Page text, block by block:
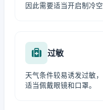
因此需要适当开启制冷
过敏
天气条件较易诱发过敏
适当佩戴眼镜和口罩。